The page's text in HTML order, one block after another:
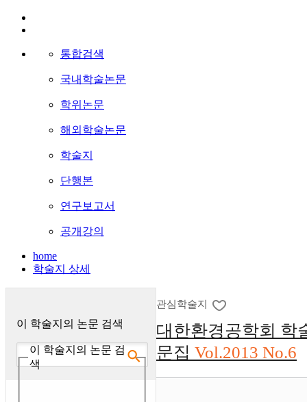
통합검색
국내학술논문
학위논문
해외학술논문
학술지
단행본
연구보고서
공개강의
home
학술지 상세
이 학술지의 논문 검색
이 학술지의 논문 검
색
관심학술지
대한환경공학회 학
문집 Vol.2013 No.6